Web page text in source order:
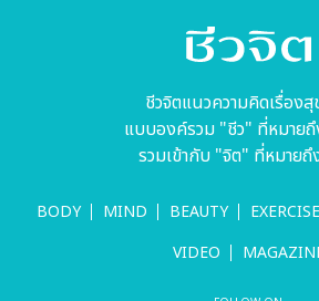
ทางเพื่อน
เพื่อผู้
บกพร่อง
ทางการเห็น
ชีวจิตแนวความคิดเรื่อง
แบบองค์รวม "ชีว" ที่หมาย
รวมเข้ากับ "จิต" ที่หมายถึ
BODY MIND BEAUTY EXERCISE
VIDEO